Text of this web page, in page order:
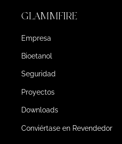
GLAMMFIRE
Empresa
Bioetanol
Seguridad
Proyectos
Downloads
Conviértase en Revendedor